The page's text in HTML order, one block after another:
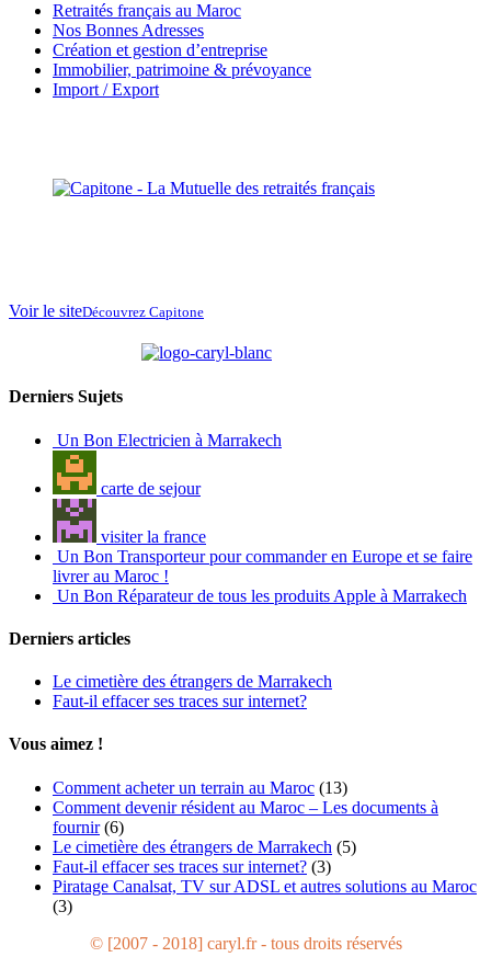
Retraités français au Maroc
Nos Bonnes Adresses
Création et gestion d’entreprise
Immobilier, patrimoine & prévoyance
Import / Export
Voir le siteDécouvrez Capitone
Derniers Sujets
Un Bon Electricien à Marrakech
carte de sejour
visiter la france
Un Bon Transporteur pour commander en Europe et se faire
livrer au Maroc !
Un Bon Réparateur de tous les produits Apple à Marrakech
Derniers articles
Le cimetière des étrangers de Marrakech
Faut-il effacer ses traces sur internet?
Vous aimez !
Comment acheter un terrain au Maroc (13)
Comment devenir résident au Maroc – Les documents à
fournir (6)
Le cimetière des étrangers de Marrakech (5)
Faut-il effacer ses traces sur internet? (3)
Piratage Canalsat, TV sur ADSL et autres solutions au Maroc
(3)
© [2007 - 2018] caryl.fr - tous droits réservés